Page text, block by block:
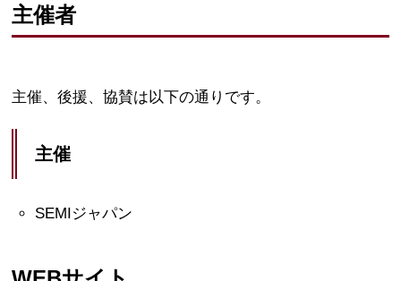
主催者
主催、後援、協賛は以下の通りです。
主催
SEMIジャパン